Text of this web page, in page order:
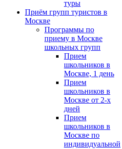
туры
Приём групп туристов в
Москве
Программы по
приему в Москве
школьных групп
Прием
школьников в
Москве, 1 день
Прием
школьников в
Москве от 2-х
дней
Прием
школьников в
Москве по
индивидуальной